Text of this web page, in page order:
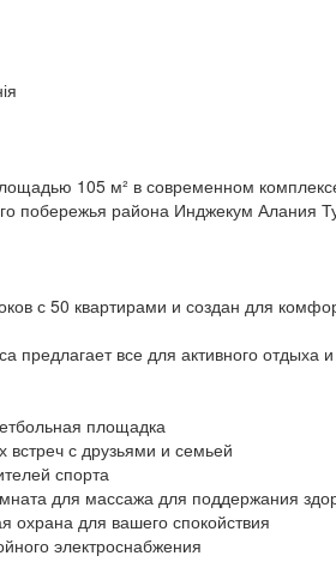
105 м² в современном
побережья района Инджекум Алания
с 50 квартирами и создан для
предлагает все для активного отдыха
площадка
с друзьями и семьей
спорта
для массажа для поддержания
охрана для вашего спокойствия
электроснабжения